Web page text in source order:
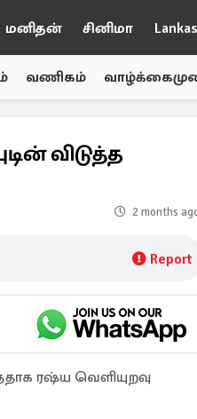
மனிதன் சினிமா
வணிகம்
விடுத்த
2 months
Report
ரஷ்ய வெளியுறவு